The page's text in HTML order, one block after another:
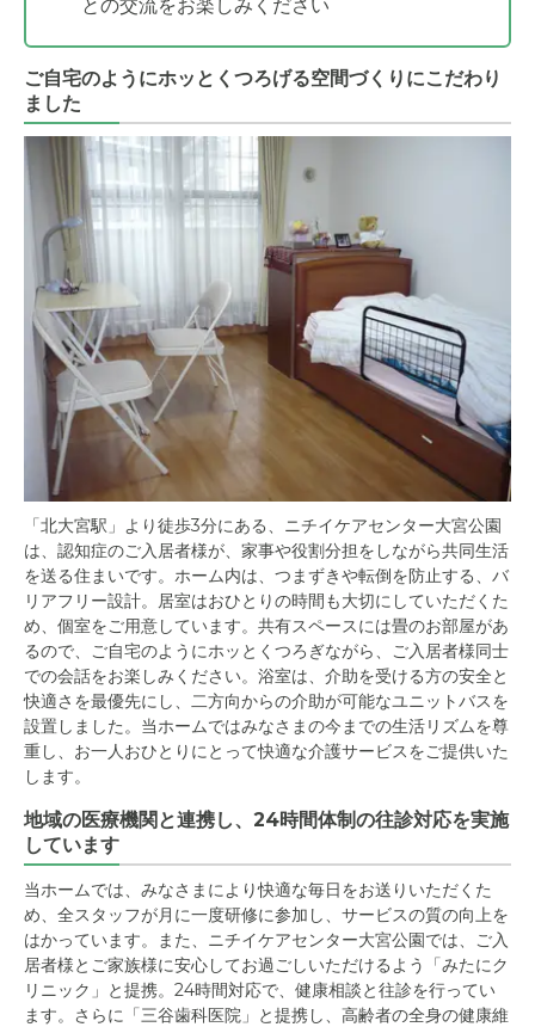
との交流をお楽しみください
ご自宅のようにホッとくつろげる空間づくりにこだわり
ました
「北大宮駅」より徒歩3分にある、ニチイケアセンター大宮公園
は、認知症のご入居者様が、家事や役割分担をしながら共同生活
を送る住まいです。ホーム内は、つまずきや転倒を防止する、バ
リアフリー設計。居室はおひとりの時間も大切にしていただくた
め、個室をご用意しています。共有スペースには畳のお部屋があ
るので、ご自宅のようにホッとくつろぎながら、ご入居者様同士
での会話をお楽しみください。浴室は、介助を受ける方の安全と
快適さを最優先にし、二方向からの介助が可能なユニットバスを
設置しました。当ホームではみなさまの今までの生活リズムを尊
重し、お一人おひとりにとって快適な介護サービスをご提供いた
します。
地域の医療機関と連携し、24時間体制の往診対応を実施
しています
当ホームでは、みなさまにより快適な毎日をお送りいただくた
め、全スタッフが月に一度研修に参加し、サービスの質の向上を
はかっています。また、ニチイケアセンター大宮公園では、ご入
居者様とご家族様に安心してお過ごしいただけるよう「みたにク
リニック」と提携。24時間対応で、健康相談と往診を行ってい
ます。さらに「三谷歯科医院」と提携し、高齢者の全身の健康維